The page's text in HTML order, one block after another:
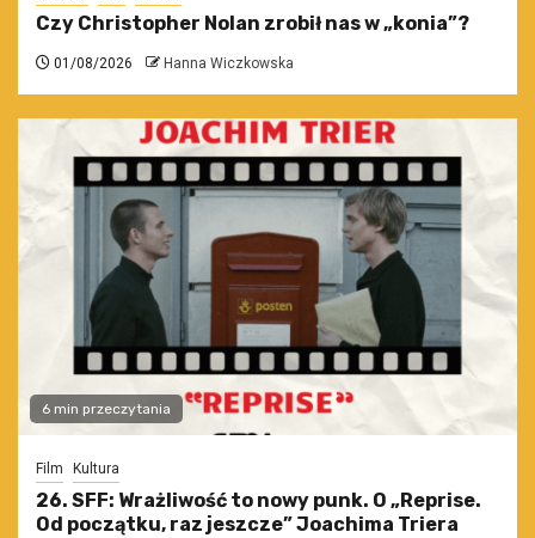
Czy Christopher Nolan zrobił nas w „konia”?
01/08/2026 Hanna Wiczkowska
6 min przeczytania
Film Kultura
26. SFF: Wrażliwość to nowy punk. O „Reprise.
Od początku, raz jeszcze” Joachima Triera